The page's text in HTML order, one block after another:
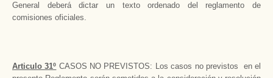
General deberá dictar un texto ordenado del reglamento de
comisiones oficiales.
Articulo 31º CASOS NO PREVISTOS: Los casos no previstos en el